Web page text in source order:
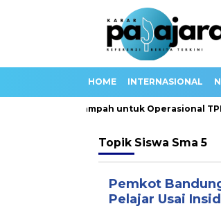
HOME INTERNASIONAL
100 Truk Sampah untuk Operasional
Topik Siswa Sma 5
Pemkot
Pelajar Usai